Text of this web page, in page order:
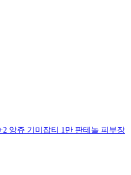
앙쥬 기미잡티 1만 판테놀 피부장